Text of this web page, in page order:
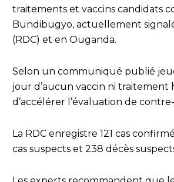
traitements et vaccins candidats
Bundibugyo, actuellement
(RDC) et en Ouganda.
Selon un communiqué publié
jour d’aucun vaccin ni traitement
d’accélérer l’évaluation de
La RDC enregistre 121 cas
cas suspects et 238 décès